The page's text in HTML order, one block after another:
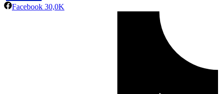
Facebook 30,0K